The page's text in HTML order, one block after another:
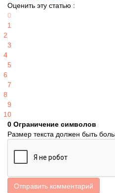
Оценить эту статью :
0
1
2
3
4
5
6
7
8
9
10
0 Ограничение символов
Размер текста должен быть
Отправить комментарий